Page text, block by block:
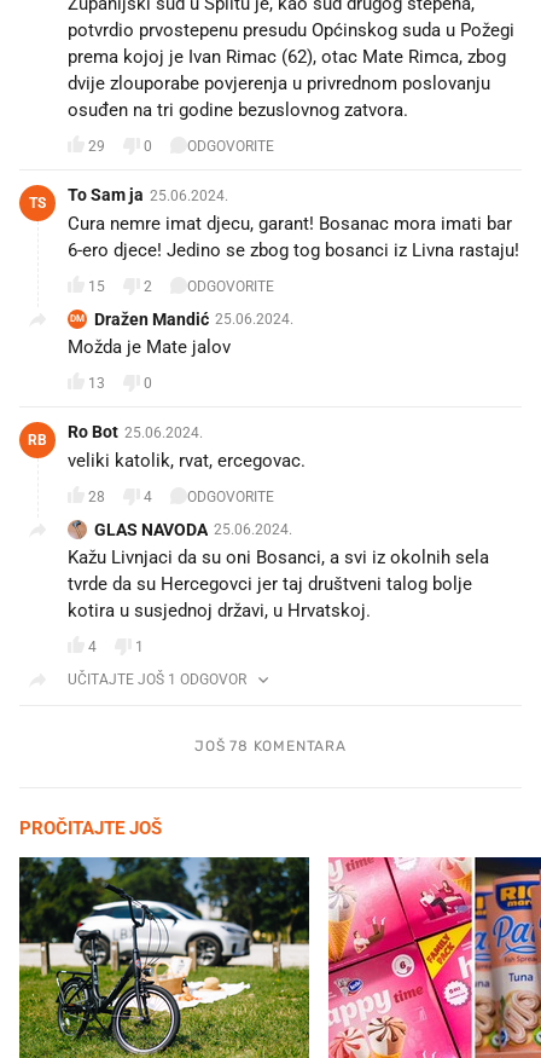
potvrdio prvostepenu presudu Općinskog suda u Požegi
prema kojoj je Ivan Rimac (62), otac Mate Rimca, zbog
dvije zlouporabe povjerenja u privrednom poslovanju
osuđen na tri godine bezuslovnog zatvora.
29 0 ODGOVORITE
TS To Sam ja 25.06.2024.
Cura nemre imat djecu, garant! Bosanac mora imati bar
6-ero djece! Jedino se zbog tog bosanci iz Livna rastaju!
15 2 ODGOVORITE
DM Dražen Mandić 25.06.2024.
Možda je Mate jalov
13 0
RB Ro Bot 25.06.2024.
veliki katolik, rvat, ercegovac.
28 4 ODGOVORITE
GLAS NAVODA 25.06.2024.
Kažu Livnjaci da su oni Bosanci, a svi iz okolnih sela
tvrde da su Hercegovci jer taj društveni talog bolje
kotira u susjednoj državi, u Hrvatskoj.
4
1
UČITAJTE JOŠ 1 ODGOVOR
JOŠ 78 KOMENTARA
PROČITAJTE JOŠ